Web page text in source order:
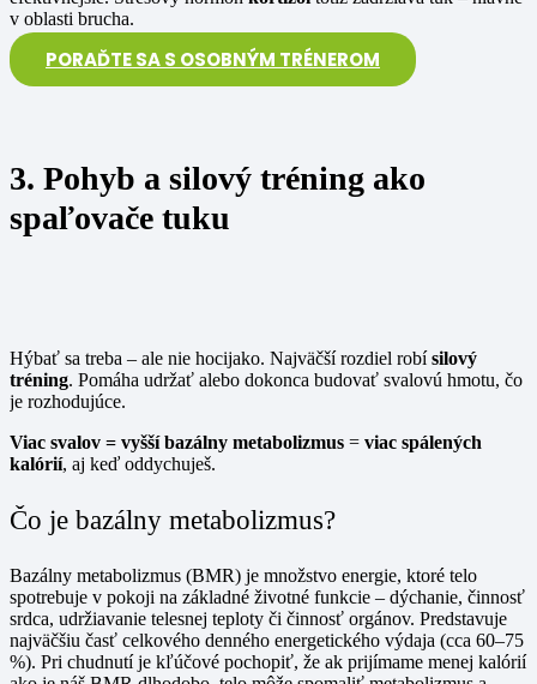
v oblasti brucha.
PORAĎTE SA S OSOBNÝM TRÉNEROM
3. Pohyb a silový tréning ako
spaľovače tuku
Hýbať sa treba – ale nie hocijako. Najväčší rozdiel robísilový
tréning. Pomáha udržať alebo dokonca budovať svalovú hmotu, čo
je rozhodujúce.
Viac svalov = vyšší bazálny metabolizmus = viac spálených
kalórií, aj keď oddychuješ.
Čo je bazálny metabolizmus?
Bazálny metabolizmus (BMR) je množstvo energie, ktoré telo
spotrebuje v pokoji na základné životné funkcie – dýchanie, činnosť
srdca, udržiavanie telesnej teploty či činnosť orgánov. Predstavuje
najväčšiu časť celkového denného energetického výdaja (cca 60–75
%). Pri chudnutí je kľúčové pochopiť, že ak prijímame menej kalórií